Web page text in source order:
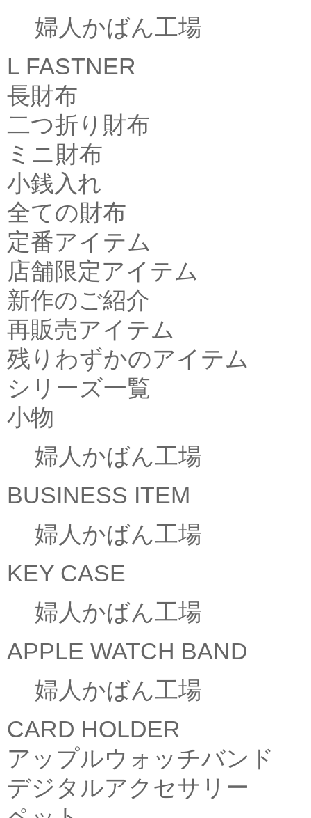
婦人かばん工場
L FASTNER
長財布
二つ折り財布
ミニ財布
小銭入れ
全ての財布
定番アイテム
店舗限定アイテム
新作のご紹介
再販売アイテム
残りわずかのアイテム
シリーズ一覧
小物
婦人かばん工場
BUSINESS ITEM
婦人かばん工場
KEY CASE
婦人かばん工場
APPLE WATCH BAND
婦人かばん工場
CARD HOLDER
アップルウォッチバンド
デジタルアクセサリー